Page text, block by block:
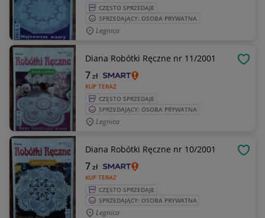
CZĘSTO SPRZEDAJE
SPRZEDAJĄCY: OSOBA PRYWATNA
Legnica
Diana Robótki Ręczne nr 11/2001
KUP TERAZ
7zł
CZĘSTO SPRZEDAJE
SPRZEDAJĄCY: OSOBA PRYWATNA
Legnica
Diana Robótki Ręczne nr 10/2001
KUP TERAZ
7zł
CZĘSTO SPRZEDAJE
SPRZEDAJĄCY: OSOBA PRYWATNA
Legnica